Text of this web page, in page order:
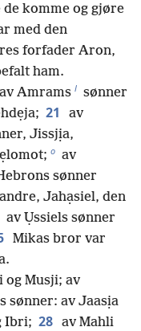
komme og gjøre
med den
forfader Aron,
ham.
Amrams l sønner
21
av
Jissjịa,
o av
sønner
Jahạsiel, den
av Ụssiels sønner
Mikas bror var
og Musji; av
sønner: av Jaasịa
Ibri; 28 av Mahli